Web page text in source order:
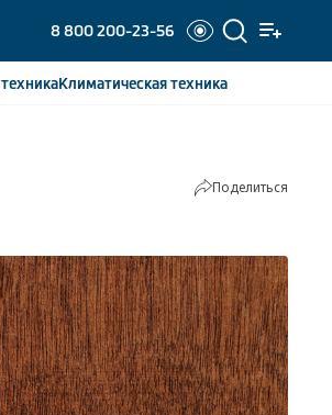
8 800 200-23-56
техникаКлиматическаятехника
Поделиться